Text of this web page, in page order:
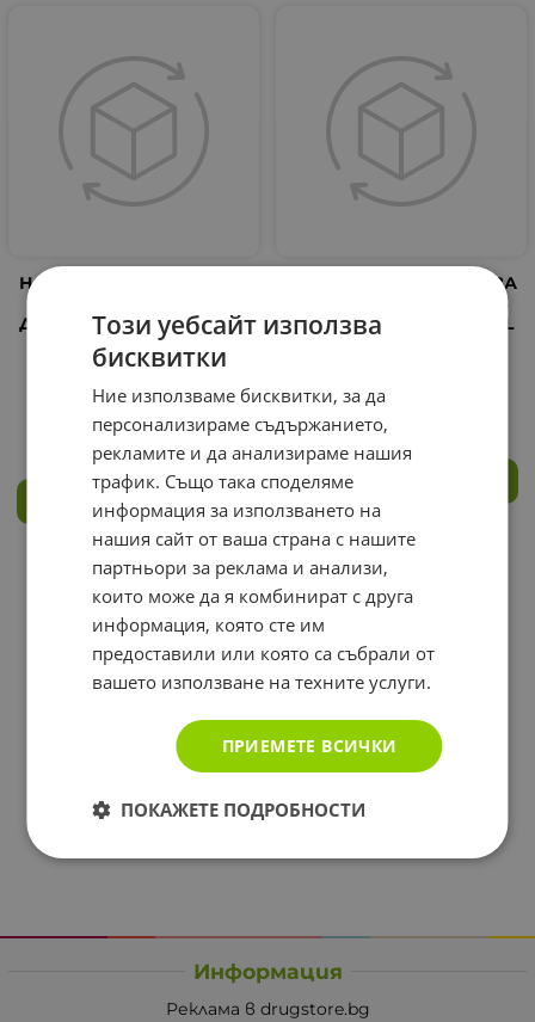
НАЗОПЮР КОМПЛЕКТ ЗА
ДЕЦА БУТИЛКА 118 мл + 4
сашета / BEWELL
HEALTH NASOPURE
LITTLE SAMPLER KIT
€ / 33.93 лв.
КУПИ
НАЗОПЮР КОМПЛЕКТ ЗА
НОСНИ ПРОМИВКИ 236
мл + 4 сашета / BEWELL
19.20 €
На страница по:
Информация
Реклама в drugstore.bg
Този уебсайт използва
бисквитки
Ние използваме бисквитки, за да
персонализираме съдържанието,
рекламите и да анализираме нашия
трафик. Също така споделяме
информация за използването на
нашия сайт от ваша страна с нашите
партньори за реклама и анализи,
които може да я комбинират с друга
информация, която сте им
предоставили или която са събрали от
вашето използване на техните услуги.
ПРИЕМЕТЕ ВСИЧКИ
ПОКАЖЕТЕ ПОДРОБНОСТИ